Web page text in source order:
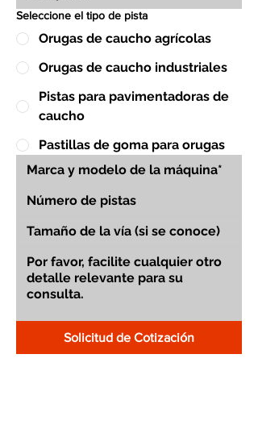
Seleccione el tipo de pista
Orugas de caucho agrícolas
Orugas de caucho industriales
Pistas para pavimentadoras de
caucho
Pastillas de goma para orugas
Solicitud de Cotización